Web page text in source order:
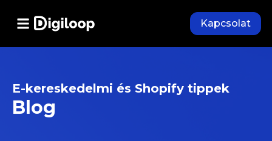
Kapcsolat
E-kereskedelmi és Shopify tippek
Blog